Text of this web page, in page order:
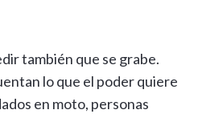
también que se grabe.
lo que el poder quiere
en moto, personas